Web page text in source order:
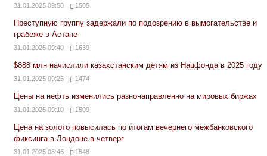
31.01.2025 09:50 1585
Преступную группу задержали по подозрению в вымогательстве и
грабеже в Астане
31.01.2025 09:40 1639
$888 млн начислили казахстанским детям из Нацфонда в 2025 году
31.01.2025 09:25 1474
Цены на нефть изменились разнонаправленно на мировых биржах
31.01.2025 09:10 1509
Цена на золото повысилась по итогам вечернего межбанковского
фиксинга в Лондоне в четверг
31.01.2025 08:45 1548